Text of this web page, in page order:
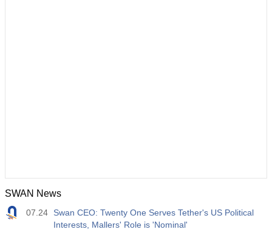
SWAN News
07.24
Swan CEO: Twenty One Serves Tether's US Political
Interests, Mallers' Role is 'Nominal'